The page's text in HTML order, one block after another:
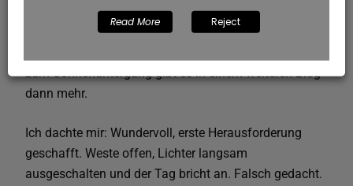
mal unsere Flaschen und Gels aufgefüllt. Denn der
Tag wird lang werden. Der Sonnenaufgang war nicht
zum Sonnenuntergang gibt es in einem weiteren Blog
dann mehr.
Ich dachte mir: Wundervoll, erste Herausforderung
geschafft. Weste offen, Lichter langsam
ausgeschalten und der Tag bricht an. Falsch gedacht.
Read More Reject